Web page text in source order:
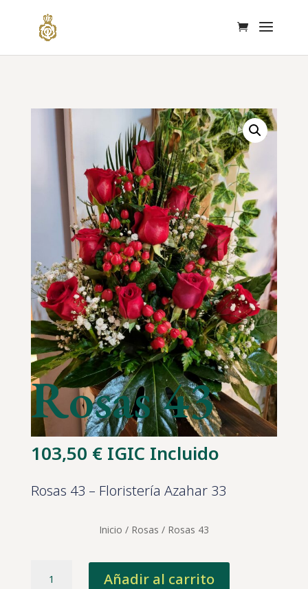
Rosas 43
103,50 € IGIC Incluido
Rosas 43 – Floristería Azahar 33
Inicio / Rosas / Rosas 43
Añadir al carrito